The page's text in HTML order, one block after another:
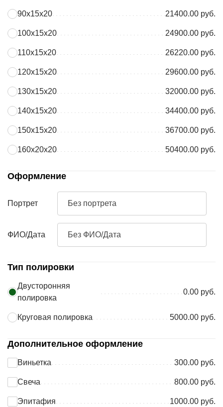
90х15х20 21400.00 руб.
100х15х20 24900.00 руб.
110х15х20 26220.00 руб.
120х15х20 29600.00 руб.
130х15х20 32000.00 руб.
140х15х20 34400.00 руб.
150х15х20 36700.00 руб.
160х20х20 50400.00 руб.
Оформление
Портрет Без портрета
ФИО/Дата Без ФИО/Дата
Тип полировки
Двусторонняя
полировка
0.00 руб.
Круговая полировка 5000.00 руб.
Дополнительное оформление
Виньетка 300.00 руб.
Свеча 800.00 руб.
Эпитафия 1000.00 руб.